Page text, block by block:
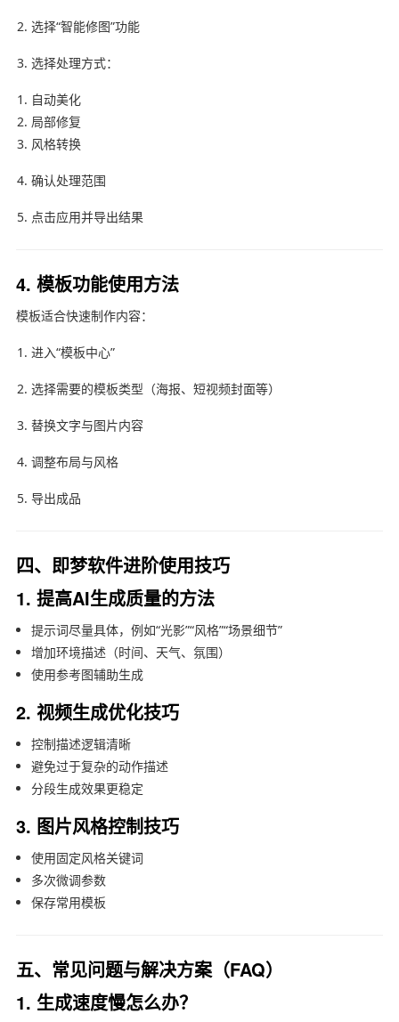
选择“智能修图”功能
选择处理方式：
自动美化
局部修复
风格转换
确认处理范围
点击应用并导出结果
4. 模板功能使用方法
模板适合快速制作内容：
进入“模板中心”
选择需要的模板类型（海报、短视频封面等）
替换文字与图片内容
调整布局与风格
导出成品
四、即梦软件进阶使用技巧
1. 提高AI生成质量的方法
提示词尽量具体，例如“光影”“风格”“场景细节”
增加环境描述（时间、天气、氛围）
使用参考图辅助生成
2. 视频生成优化技巧
控制描述逻辑清晰
避免过于复杂的动作描述
分段生成效果更稳定
3. 图片风格控制技巧
使用固定风格关键词
多次微调参数
保存常用模板
五、常见问题与解决方案（FAQ）
1. 生成速度慢怎么办？